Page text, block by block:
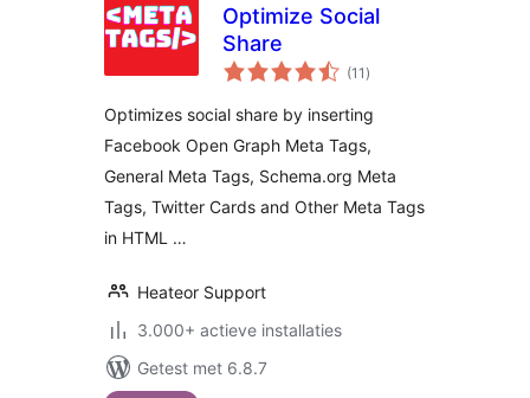
Optimize Social
Share
(11 totaal
waarderingen
)
Optimizes social share by inserting
Facebook Open Graph Meta Tags,
General Meta Tags, Schema.org Meta
Tags, Twitter Cards and Other Meta Tags
in HTML …
Heateor Support
3.000+ actieve installaties
Getest met 6.8.7